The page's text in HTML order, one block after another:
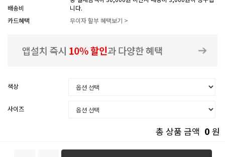
배송비
니다.
카드혜택
무이자 할부 혜택보기 >
색상
사이즈
총 상품 금액 0 원